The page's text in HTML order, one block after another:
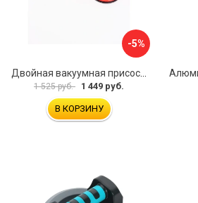
-5%
Двойная вакуумная присоска ARMA P620
1 525 руб. 1 449 руб.
В КОРЗИНУ